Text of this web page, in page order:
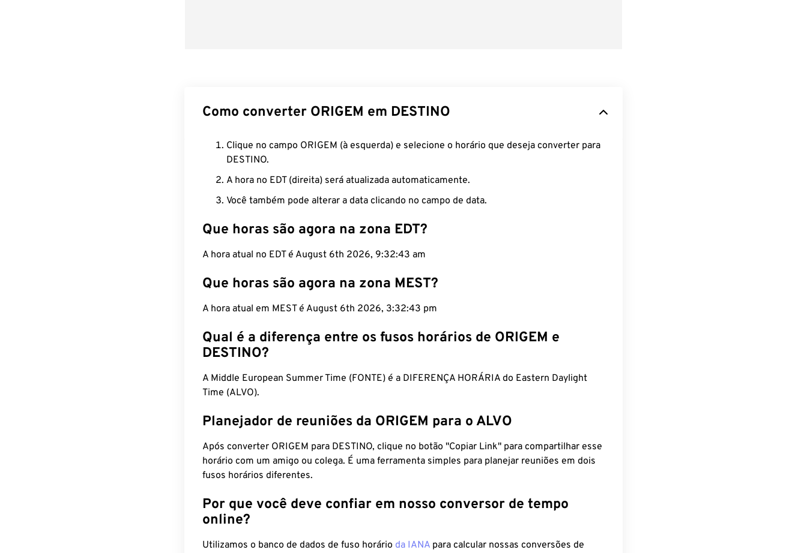
Como converter ORIGEM em DESTINO
Clique no campo ORIGEM (à esquerda) e selecione o horário que deseja converter para
DESTINO.
A hora no EDT (direita) será atualizada automaticamente.
Você também pode alterar a data clicando no campo de data.
Que horas são agora na zona EDT?
A hora atual no EDT é August 6th 2026, 9:32:44 am
Que horas são agora na zona MEST?
A hora atual em MEST é August 6th 2026, 3:32:44 pm
Qual é a diferença entre os fusos horários de ORIGEM e
DESTINO?
A Middle European Summer Time (FONTE) é a DIFERENÇA HORÁRIA do Eastern Daylight
Time (ALVO).
Planejador de reuniões da ORIGEM para o ALVO
Após converter ORIGEM para DESTINO, clique no botão "Copiar Link" para compartilhar esse
horário com um amigo ou colega. É uma ferramenta simples para planejar reuniões em dois
fusos horários diferentes.
Por que você deve confiar em nosso conversor de tempo
online?
Utilizamos o banco de dados de fuso horário da IANA para calcular nossas conversões de